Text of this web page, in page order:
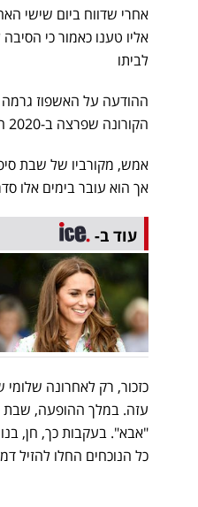
אחרי שדווח ביום שישי
אליו טענו כאמור כי
לביתו
ההודעה על האשפוז
הקורונה שפרצה ב-2020 הוא אושפז במצב קשה במשך שלושה שבועות לאחר שנדביק בנגיף.
אמש, מקורביו של שבת
אך הוא עובר בימים אלו
עוד ב-
כזכור, רק לאחרונה
"אבא". בעקבות כך, חן,
כל הנוכחים החלו להזיל